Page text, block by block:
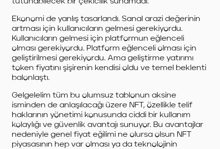
Ekonomi de yanlış tasarlandı. Sanal arazi değerinin
artması için kullanıcıların gelmesi gerekiyordu.
Kullanıcıların gelmesi için platformun eğlenceli
olması gerekiyordu. Platform eğlenceli olması için
geliştirilmesi gerekiyordu. Ama geliştirme yatırımı
token fiyatını şişirenin kendisi oldu ve temel beklenti
balonlaştı.
Gelgelelim tüm bu olumsuz tablonun aksine
isminden de anlaşılacağı üzere NFT, özellikle telif
haklarının yönetimi konusunda ciddi bir kullanım
kolaylığı ve güvenlik avantajı sunuyor. Bu avantajlar
nedeniyle genel fiyat eğilimi ne olursa olsun NFT
piyasasının hep var olması ya da teknolojinin